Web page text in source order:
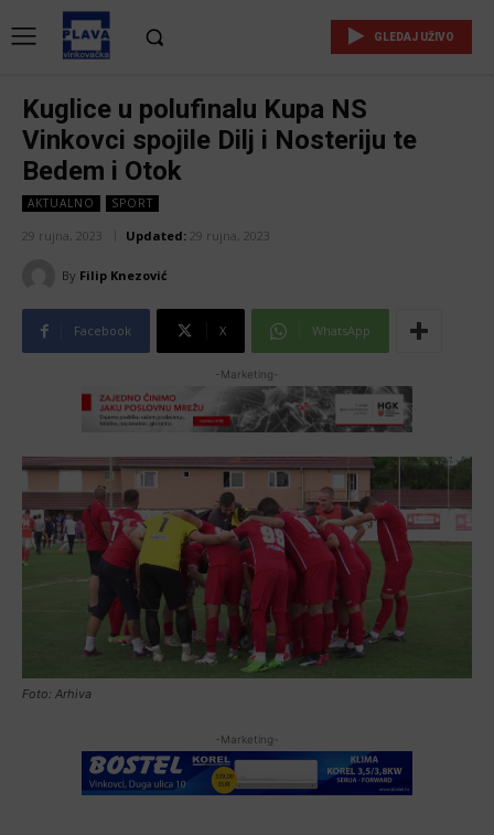
GLEDAJ UŽIVO
Kuglice u polufinalu Kupa NS
Vinkovci spojile Dilj i Nosteriju te
Bedem i Otok
AKTUALNO SPORT
29 rujna, 2023 Updated: 29 rujna, 2023
By Filip Knezović
Facebook X WhatsApp
-Marketing-
Foto: Arhiva
-Marketing-